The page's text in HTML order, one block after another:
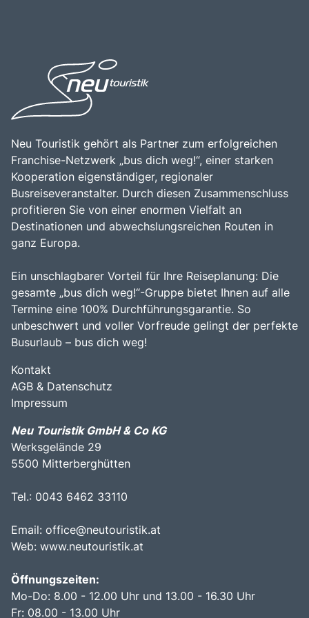
aus beeindruckenden Landschaften, reicher Kultur und
kulinarischen Genüssen macht die Langhe zu einem
unverzichtbaren Ziel für Reisende.
beeindruckenden Natur, den vielfältigen
Freizeitmöglichkeiten und der Möglichkeit, die Kultur und
Geschichte der Region zu erleben, macht die Langhe zu
einem unverzichtbaren Ziel für Reisende, die die
Schönheit und Vielfalt dieser einzigartigen Weinregion
Neu Touristik gehört als Partner zum erfolgreichen
Franchise-Netzwerk „bus dich weg!“, einer starken
Kooperation eigenständiger, regionaler
Busreiseveranstalter. Durch diesen Zusammenschluss
profitieren Sie von einer enormen Vielfalt an
Destinationen und abwechslungsreichen Routen in
ganz Europa.
Ein unschlagbarer Vorteil für Ihre Reiseplanung: Die
gesamte „bus dich weg!“-Gruppe bietet Ihnen auf alle
Termine eine 100% Durchführungsgarantie. So
unbeschwert und voller Vorfreude gelingt der perfekte
Busurlaub – bus dich weg!
Kontakt
AGB & Datenschutz
Impressum
Neu Touristik GmbH & Co KG
Werksgelände 29
5500 Mitterberghütten
Tel.: 0043 6462 33110
Email: office@neutouristik.at
Web: www.neutouristik.at
Öffnungszeiten:
Mo-Do: 8.00 - 12.00 Uhr und 13.00 - 16.30 Uhr
Fr: 08.00 - 13.00 Uhr